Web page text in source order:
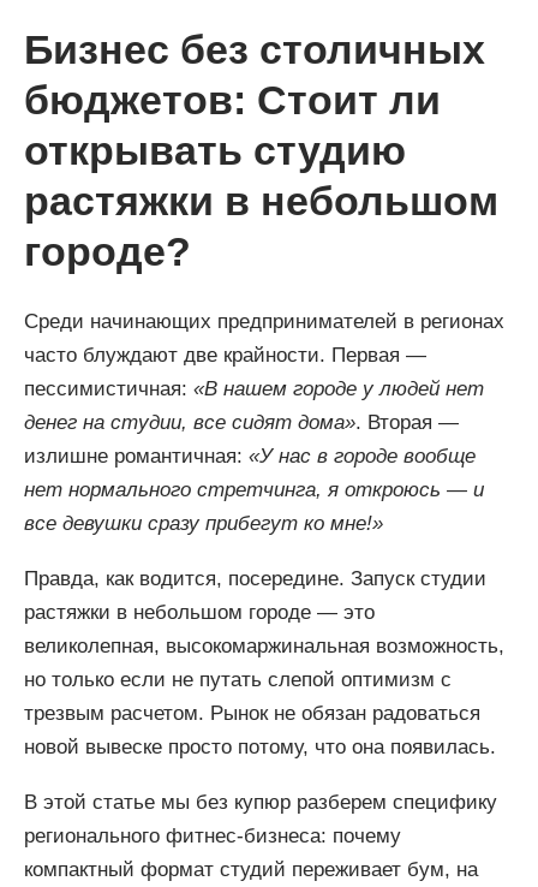
Бизнес без столичных
бюджетов: Стоит ли
открывать студию
растяжки в небольшом
городе?
Среди начинающих предпринимателей в регионах
часто блуждают две крайности. Первая —
пессимистичная: «В нашем городе у людей нет
денег на студии, все сидят дома». Вторая —
излишне романтичная: «У нас в городе вообще
нет нормального стретчинга, я откроюсь — и
все девушки сразу прибегут ко мне!»
Правда, как водится, посередине. Запуск студии
растяжки в небольшом городе — это
великолепная, высокомаржинальная возможность,
но только если не путать слепой оптимизм с
трезвым расчетом. Рынок не обязан радоваться
новой вывеске просто потому, что она появилась.
В этой статье мы без купюр разберем специфику
регионального фитнес-бизнеса: почему
компактный формат студий переживает бум, на